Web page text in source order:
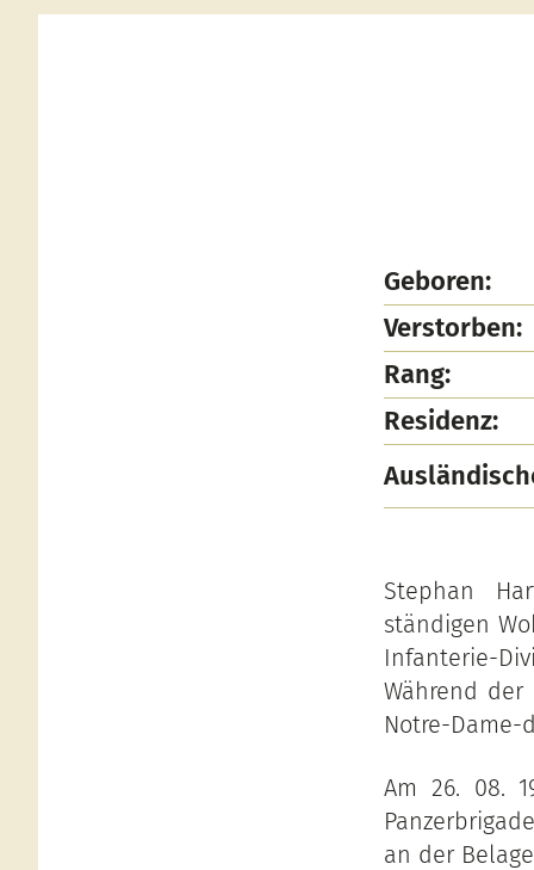
Geboren:
Verstorben:
Rang:
Residenz:
Stephan
ständigen
Infanterie-
Während
Notre-Dame-
Am 26. 08.
an der